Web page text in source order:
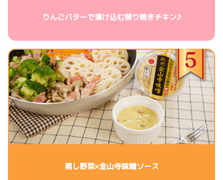
りんごバターで漬け込む照り焼きチキン♪
蒸し野菜×金山寺味噌ソース